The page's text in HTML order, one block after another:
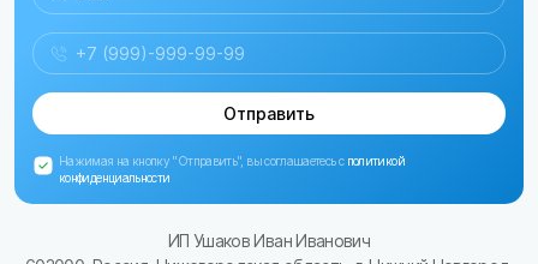
Отправить
Нажимая на кнопку "Отправить", вы соглашаетесь с политикой
конфиденциальности
ИП Ушаков Иван Иванович